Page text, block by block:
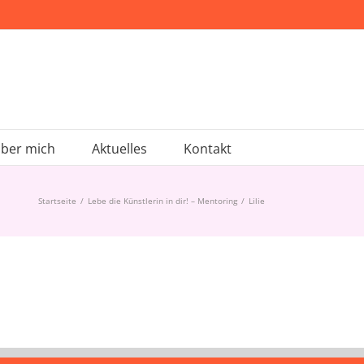
mich Aktuelles Kontakt
Startseite / Lebe die Künstlerin in dir! – Mentoring / Lilie